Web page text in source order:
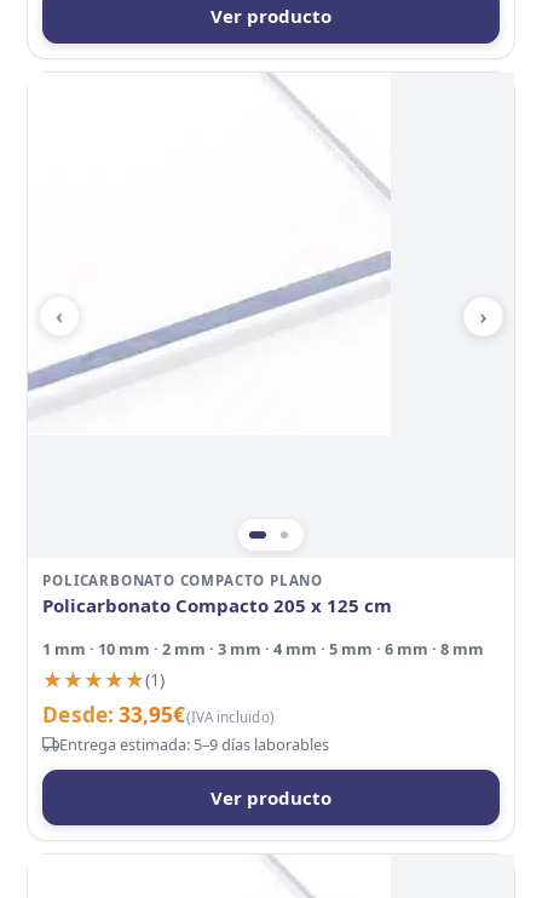
Ver producto
‹ ›
POLICARBONATO COMPACTO PLANO
Policarbonato Compacto 205 x 125 cm
1 mm · 10 mm · 2 mm · 3 mm · 4 mm · 5 mm · 6 mm · 8 mm
★★★★★
★★★★★(1)
Desde:33,95€(IVA incluido)
Entrega estimada: 5–9 días laborables
Ver producto